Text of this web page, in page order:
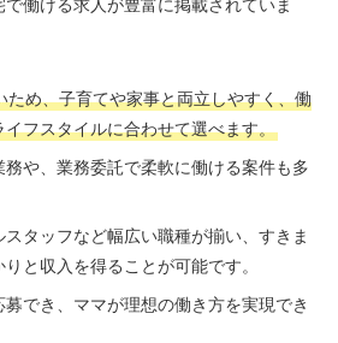
働ける求人が豊富に掲載されていま
ため、子育てや家事と両立しやすく、働
フスタイルに合わせて選べます。
や、業務委託で柔軟に働ける案件も多
タッフなど幅広い職種が揃い、すきま
と収入を得ることが可能です。
でき、ママが理想の働き方を実現でき